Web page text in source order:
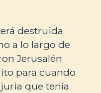
destruida
a lo largo de
Jerusalén
para cuando
que tenía